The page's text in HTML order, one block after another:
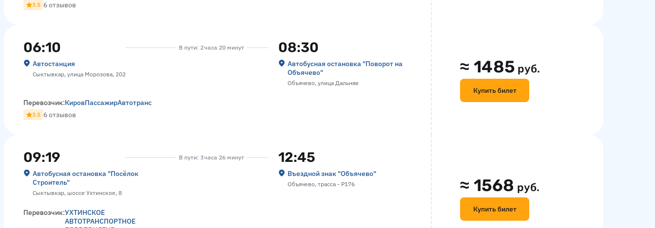
3.5 6 отзывов
06:10
Автостанция
Сыктывкар, улица Морозова, 202
В пути: 2 часа 20 минут 08:30
Автобусная остановка "Поворот на
Объячево"
Объячево, улица Дальняя
≈1485 руб.
Купить билет
Перевозчик:КировПассажирАвтотранс
3.5 6 отзывов
09:19
Автобусная остановка "Посёлок
Строитель"
Сыктывкар, шоссе Ухтинское, 8
В пути: 3 часа 26 минут 12:45
Въездной знак "Объячево"
Объячево, трасса - Р176 ≈1568 руб.
Купить билет
Перевозчик:УХТИНСКОЕ
АВТОТРАНСПОРТНОЕ